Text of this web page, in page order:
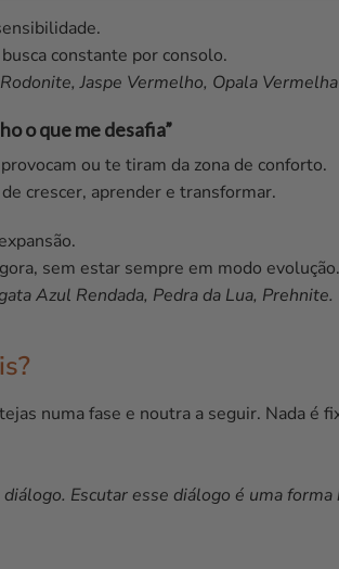
constante por consolo.
Rodonite, Jaspe Vermelho, Opala Vermelha
o que me desafia”
ou te tiram da zona de conforto.
crescer, aprender e transformar.
sem estar sempre em modo evolução.
Azul Rendada, Pedra da Lua, Prehnite.
numa fase e noutra a seguir. Nada é
Escutar esse diálogo é uma